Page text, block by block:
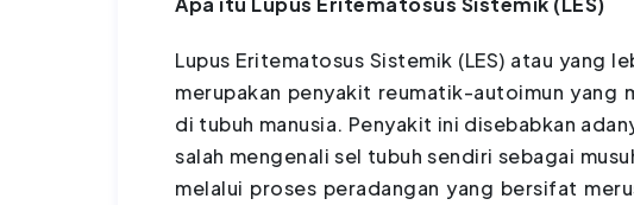
Lupus Eritematosus Sistemik (LES) atau yang
merupakan penyakit reumatik-autoimun yang
di tubuh manusia. Penyakit ini disebabkan
salah mengenali sel tubuh sendiri sebagai
melalui proses peradangan yang bersifat